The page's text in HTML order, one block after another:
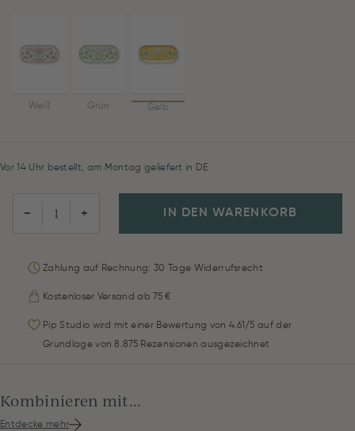
Weiß Grün Gelb
Vor 14 Uhr bestellt, am Montag geliefert in DE
− + IN DEN WARENKORB
Zahlung auf Rechnung: 30 Tage Widerrufsrecht
Kostenloser Versand ab 75 €
Pip Studio wird mit einer Bewertung von 4.61/5 auf der
Grundlage von 8.875 Rezensionen ausgezeichnet
Kombinieren mit...
Entdecke mehr